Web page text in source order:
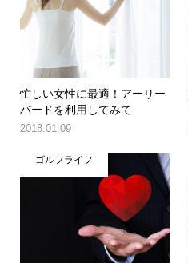
忙しい女性に最適！アーリー
バードを利用してみて
2018.01.09
ゴルフライフ